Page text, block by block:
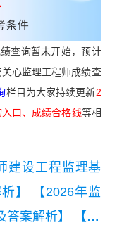
查询暂未开始，预计
心监理工程师成绩查
栏目为大家持续更新2
口、成绩合格线等相
建设工程监理基
】
【2026年监
案解析】
【20